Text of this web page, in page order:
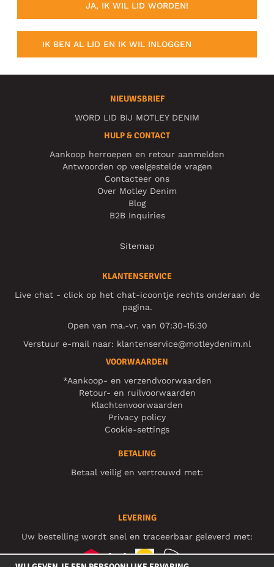
JA, IK WIL LID WORDEN!
IK BEN AL LID EN IK WIL INLOGGEN
NIEUWSBRIEF
WORD LID BIJ MOTLEY DENIM
HULP & CONTACT
Aankoop herroepen en retour aanmelden
Antwoorden op veelgestelde vragen
Contacteer ons
Over Motley Denim
Blog
B2B Inquiries
Sitemap
KLANTENSERVICE
Live chat - click op het chat-icoontje rechts onderaan de
pagina.
Open van ma.-vr. van 07:30-15:30
Verstuur e-mail naar: klantenservice@motleydenim.nl
VOORWAARDEN
*Aankoop- en verzendvoorwaarden
Retour- en ruilvoorwaarden
Klachtenvoorwaarden
Privacy policy
Cookie-settings
BETALING
Betaal veilig en vertrouwd met:
LEVERING
Uw bestelling wordt snel en traceerbaar geleverd met: